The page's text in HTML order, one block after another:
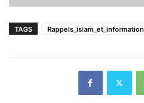
TAGS Rappels_islam_et_information